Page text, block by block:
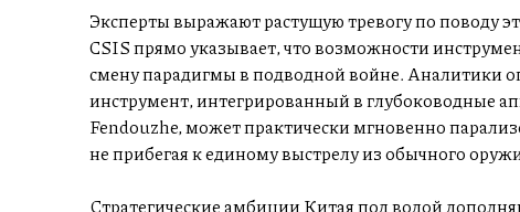
Эксперты выражают растущую тревогу по поводу
CSIS прямо указывает, что возможности
смену парадигмы в подводной войне. Аналитики
инструмент, интегрированный в глубоководные
Fendouzhe, может практически мгновенно
не прибегая к единому выстрелу из обычного
Стратегические амбиции Китая под водой